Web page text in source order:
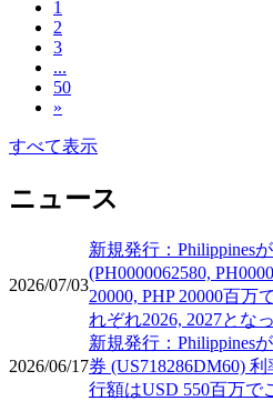
1
2
3
...
50
»
すべて表示
ニュース
2026/07/03
新規発行：Philippines
(PH0000062580,
20000, PHP 20000百
れぞれ2026, 2027とな
2026/06/17
新規発行：Philippines
券 (US718286DM60)
行額はUSD 550百万で